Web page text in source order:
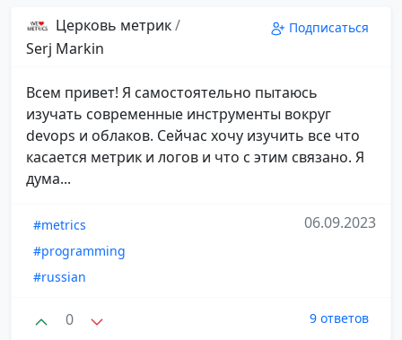
Церковь метрик/
Serj Markin
Подписаться
Всем привет! Я самостоятельно пытаюсь
изучать современные инструменты вокруг
devops и облаков. Сейчас хочу изучить все что
касается метрик и логов и что с этим связано. Я
дума...
#metrics
#programming
#russian
06.09.2023
0 9 ответов